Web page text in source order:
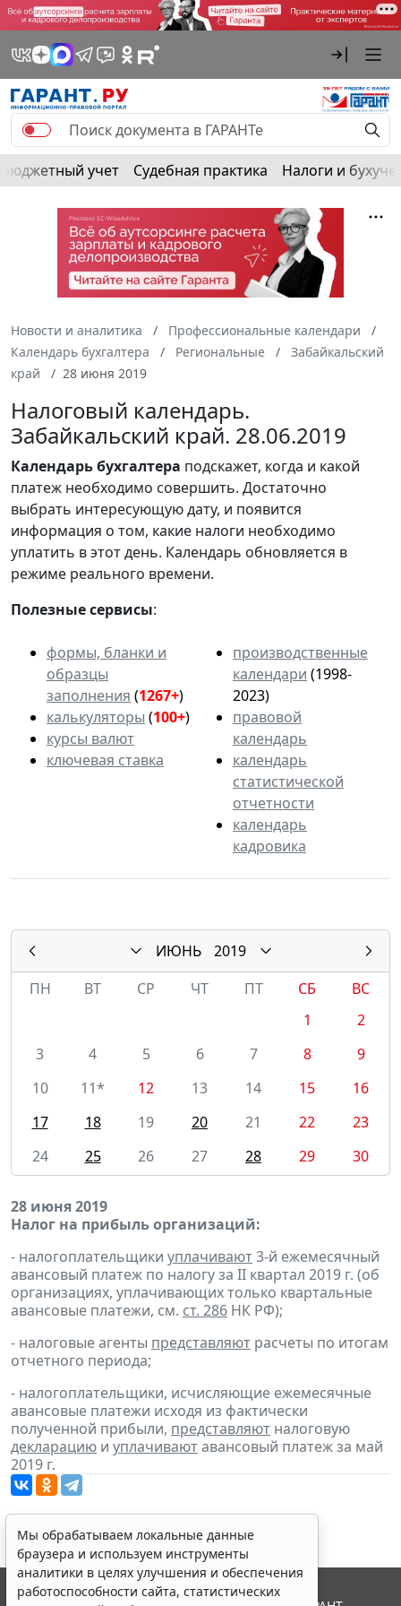
Бюджетный учет Судебная практика Налоги и
Новости и аналитика
Профессиональные календари
Календарь бухгалтера
Региональные
Забайкальский
край
28 июня 2019
Налоговый календарь.
Забайкальский край. 28.06.2019
Календарьбухгалтера подскажет, когда и какой
платеж необходимо совершить. Достаточно
выбрать интересующую дату, и появится
информация о том, какие налоги необходимо
уплатить в этот день. Календарь обновляется в
режиме реального времени.
Полезные сервисы:
формы, бланки и
образцы
заполнения (1267+)
калькуляторы (100+)
курсы валют
ключевая ставка
производственные
календари (1998-
2023)
правовой
календарь
календарь
статистической
отчетности
календарь
кадровика
ИЮНЬ
2019
ПН
ВТ СР ЧТ ПТ СБ
ВС
1
2
3
4 5 6 7 8
9
10
11* 12 13 14 15
16
17
18 19 20 21 22
23
24
25 26 27 28 29 30
28 июня 2019
Налог на прибыль организаций:
- налогоплательщики уплачивают3-й ежемесячный
авансовый платеж по налогу за II квартал 2019 г. (об
организациях, уплачивающих только квартальные
авансовые платежи, см. ст. 286 НК РФ);
- налоговые агенты представляют расчеты по итогам
отчетного периода;
- налогоплательщики, исчисляющие ежемесячные
авансовые платежи исходя из фактически
полученной прибыли, представляют налоговую
декларацию и уплачиваютавансовый платеж за май
2019 г.
Мы обрабатываем локальные данные
браузера и используем инструменты
аналитики в целях улучшения и обеспечения
работоспособности сайта, статистических